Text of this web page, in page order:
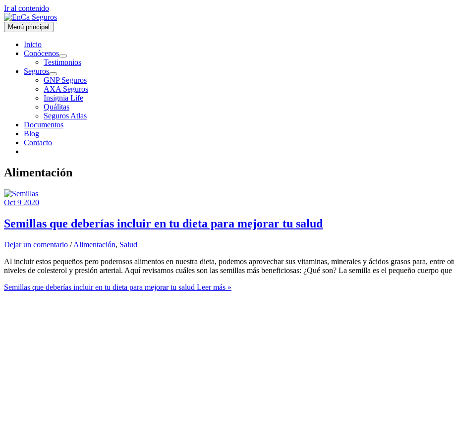
Ir al contenido
Menú principal
Inicio
Conócenos
Testimonios
Seguros
GNP Seguros
AXA Seguros
Insignia Life
Quálitas
Seguros Atlas
Documentos
Blog
Contacto
Alimentación
Oct 9 2020
Semillas que deberías incluir en tu dieta para mejorar tu salud
Dejar un comentario /Alimentación, Salud
Al incluir estos pequeños pero poderosos alimentos en nuestra dieta, podemos aprovechar sus vitaminas, minerales y ácidos grasos para, entre
niveles de colesterol y presión arterial. Aquí revisamos cuáles son las semillas más beneficiosas: ¿Qué son? La semilla es el pequeño cuerpo
Semillas que deberías incluir en tu dieta para mejorar tu salud Leer más »